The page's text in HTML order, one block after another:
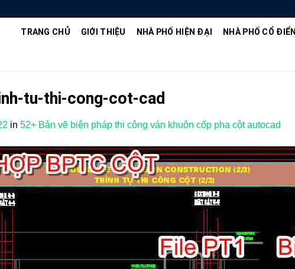
TRANG CHỦ GIỚI THIỆU NHÀ PHỐ HIỆN ĐẠI NHÀ PHỐ CỔ ĐIỂN
tu-thi-cong-cot-cad
in 52+ Bản vẽ biện pháp thi công ván khuôn cốp pha cột autocad